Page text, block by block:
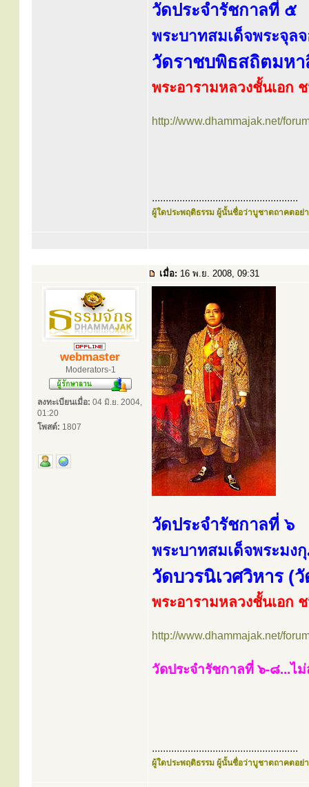
วัดประจำรัชกาลที่ ๕
พระบาทสมเด็จพระจุล
วัดราชบพิธสถิตมหา
พระอารามหลวงชั้นเอก
http://www.dhammajak.net/
.....................................................
ผู้ใดประพฤติธรรม ผู้นั้นชื่อว่าบูชาตถาคตอย่า
เมื่อ: 16 พ.ย. 2008, 09:31
webmaster
Moderators-1
ลงทะเบียนเมื่อ: 04 มิ.ย. 2004,
01:20
โพสต์: 1807
วัดประจำรัชกาลที่ ๖
พระบาทสมเด็จพระมง
วัดบวรนิเวศวิหาร (
พระอารามหลวงชั้นเอก
http://www.dhammajak.net/
วัดประจำรัชกาลที่ ๖-๘...ไม่
.....................................................
ผู้ใดประพฤติธรรม ผู้นั้นชื่อว่าบูชาตถาคตอย่า